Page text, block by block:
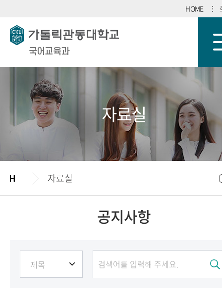
HOME
국어교육과
자료실
자료실
공지사항